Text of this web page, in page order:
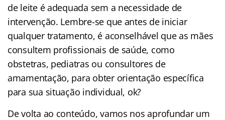
de leite é adequada sem a necessidade de
intervenção. Lembre-se que antes de iniciar
qualquer tratamento, é aconselhável que as mães
consultem profissionais de saúde, como
obstetras, pediatras ou consultores de
amamentação, para obter orientação específica
para sua situação individual, ok?
De volta ao conteúdo, vamos nos aprofundar um